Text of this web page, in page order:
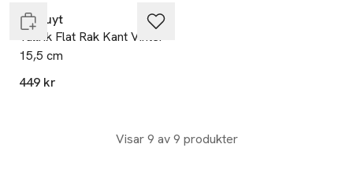
Pillivuyt
Tallrik Flat Rak Kant Vinter
15,5 cm
449 kr
Visar 9 av 9 produkter